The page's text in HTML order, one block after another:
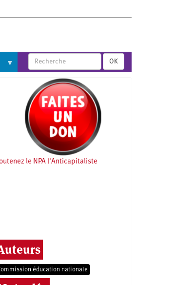
OK
le NPA l'Anticapitaliste
éducation nationale